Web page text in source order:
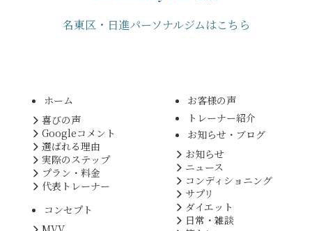
名東区・日進パーソナルジムはこちら
ホーム
喜びの声
Googleコメント
選ばれる理由
実際のステップ
プラン・料金
代表トレーナー
コンセプト
お客様の声
トレーナー紹介
お知らせ・ブログ
お知らせ
ニュース
コンディショニング
サプリ
ダイエット
日常・雑談